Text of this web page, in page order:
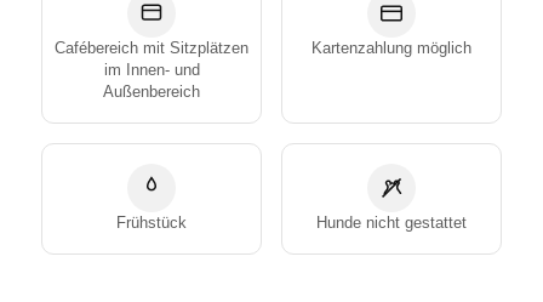
Cafébereich mit Sitzplätzen
im Innen- und
Außenbereich
Kartenzahlung möglich
Frühstück Hunde nicht gestattet